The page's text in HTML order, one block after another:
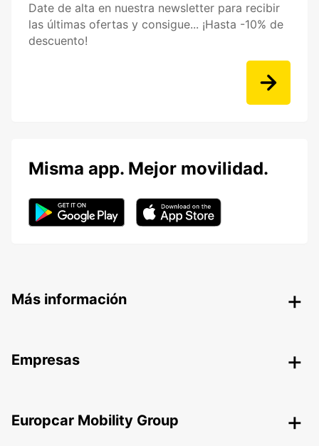
Date de alta en nuestra newsletter para recibir
las últimas ofertas y consigue... ¡Hasta -10% de
descuento!
Misma app. Mejor movilidad.
Más información
Empresas
Europcar Mobility Group